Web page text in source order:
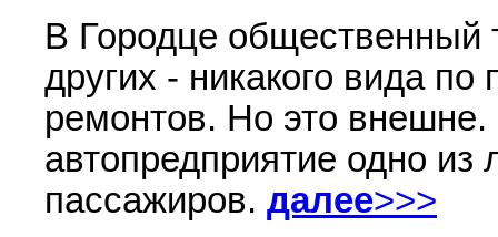
В Городце общественный
других - никакого вида
ремонтов. Но это
автопредприятие одно
пассажиров. далее>>>